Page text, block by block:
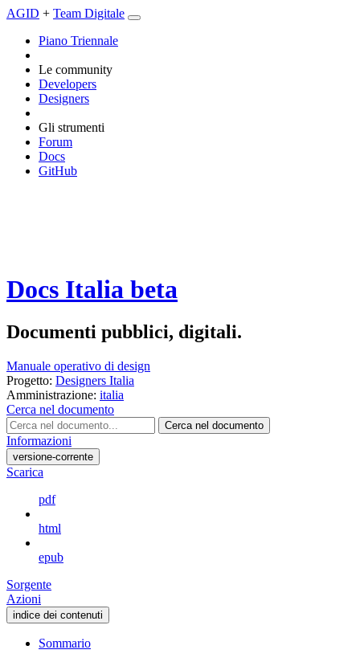
AGID + Team Digitale
Piano Triennale
Le community
Developers
Designers
Gli strumenti
Forum
Docs
GitHub
Docs Italia beta
Documenti pubblici, digitali.
Manuale operativo di design
Progetto: Designers Italia
Amministrazione: italia
Cerca nel documento
Cerca nel documento
Informazioni
versione-corrente
Scarica
pdf
html
epub
Sorgente
Azioni
indice dei contenuti
Sommario